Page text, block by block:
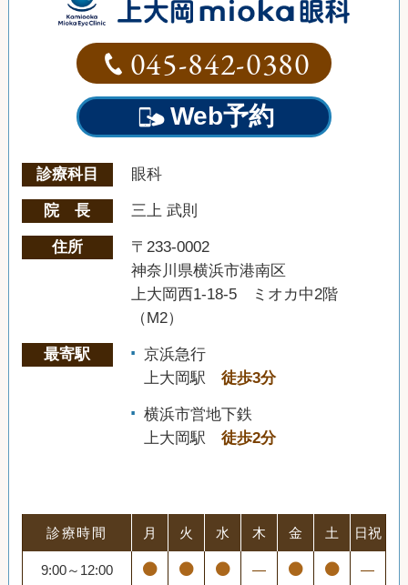
045-842-0380
Web予約
診療科目 眼科
院 長 三上 武則
住所
〒233-0002
神奈川県横浜市港南区
上大岡西1-18-5 ミオカ中2階
（M2）
最寄駅
京浜急行
上大岡駅 徒歩3分
横浜市営地下鉄
上大岡駅 徒歩2分
診療時間 月 火 水 木 金 土 日祝
9:00～12:00 ― ―